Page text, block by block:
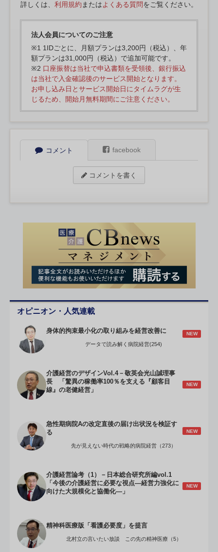
詳しくは、 利用規約 またはよくある質問をご覧ください。
法人会員についてのご注意
※1 1IDごとに、月額プランは3,200円（税込）、年
額プランは31,000円（税込）で追加可能です。
※2 口座振替は当社で申込書類を受領後、銀行振込
は当社で入金確認後のサービス開始となります。
お申し込み日とサービス開始日にタイムラグが生
じるため、開始月無料期間にご注意ください。
コメント facebook
コメントを書く
オピニオン・人気連載
身体的拘束最小化の取り組みを経営改善に NEW
データで読み解く病院経営(254)
介護経営のデザインVol.4－敬英会光山誠理事
長 「驚異の稼働率100％を支える『顧客目
線』の老健経営」
NEW
急性期病院Aの改定直後の届け出状況を検証す
る
NEW
先が見えない時代の戦略的病院経営（273）
介護経営論考（1）－日本総合研究所編vol.1
「今後の介護経営に必要な視点―経営力強化に
向けた大規模化と協働化―」
NEW
精神科医療版「看護必要度」を提言
北村立の言いたい放談 この先の精神医療（5）